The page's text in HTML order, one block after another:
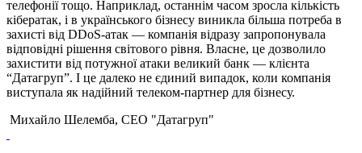
телефонії тощо. Наприклад, останнім часом зросла кількість
кібератак, і в українського бізнесу виникла більша потреба в
захисті від DDoS-атак — компанія відразу запропонувала
відповідні рішення світового рівня. Власне, це дозволило
захистити від потужної атаки великий банк — клієнта
“Датагруп”. І це далеко не єдиний випадок, коли компанія
виступала як надійний телеком-партнер для бізнесу.
Михайло Шелемба, СЕО "Датагруп"